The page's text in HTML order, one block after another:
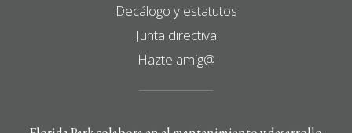
Decálogo y estatutos
Junta directiva
Hazte amig@